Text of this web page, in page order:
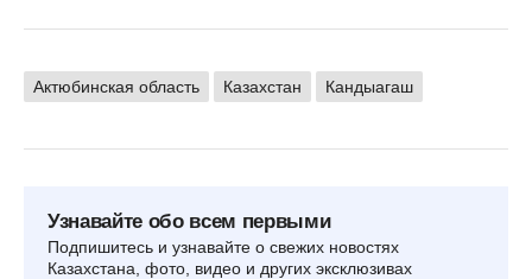
Актюбинская область Казахстан Кандыагаш
Узнавайте обо всем первыми
Подпишитесь и узнавайте о свежих новостях
Казахстана, фото, видео и других эксклюзивах